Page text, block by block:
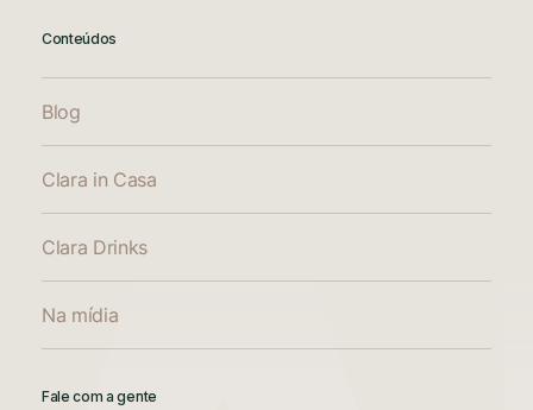
Conteúdos
Blog
Clara in Casa
Clara Drinks
Na mídia
Fale com a gente